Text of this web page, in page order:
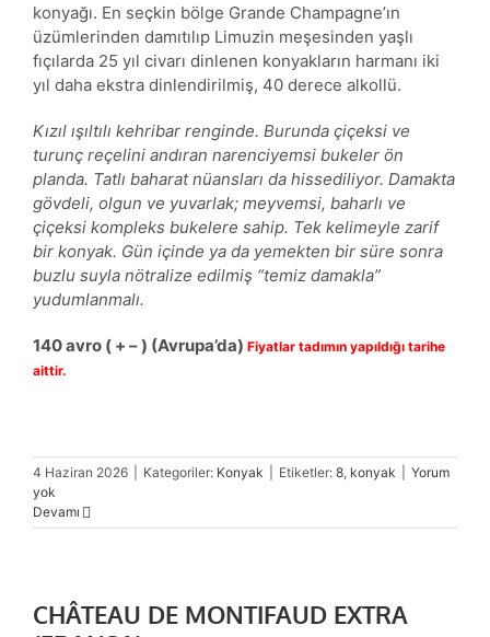
konyağı. En seçkin bölge Grande Champagne’ın
üzümlerinden damıtılıp Limuzin meşesinden yaşlı
fıçılarda 25 yıl civarı dinlenen konyakların harmanı iki
yıl daha ekstra dinlendirilmiş, 40 derece alkollü.
Kızıl ışıltılı kehribar renginde. Burunda çiçeksi ve
turunç reçelini andıran narenciyemsi bukeler ön
planda. Tatlı baharat nüansları da hissediliyor. Damakta
gövdeli, olgun ve yuvarlak; meyvemsi, baharlı ve
çiçeksi kompleks bukelere sahip. Tek kelimeyle zarif
bir konyak. Gün içinde ya da yemekten bir süre sonra
buzlu suyla nötralize edilmiş “temiz damakla”
yudumlanmalı.
140avro( + – ) (Avrupa’da) Fiyatlar tadımın yapıldığı tarihe
aittir.
4 Haziran 2026 Kategoriler: Konyak Etiketler: 8, konyak
Yorum
yok
Devamı
CHÂTEAU DE MONTIFAUD EXTRA